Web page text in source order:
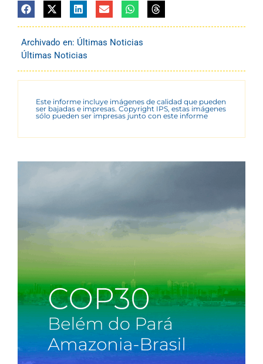
Archivado en: Últimas Noticias
Últimas Noticias
Este informe incluye imágenes de calidad que pueden
ser bajadas e impresas. Copyright IPS, estas imágenes
sólo pueden ser impresas junto con este informe